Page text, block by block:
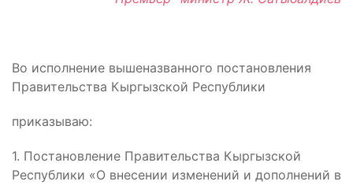
Во исполнение вышеназванного постановления
Правительства Кыргызской Республики
приказываю:
1. Постановление Правительства Кыргызской
Республики «О внесении изменений и дополнений в